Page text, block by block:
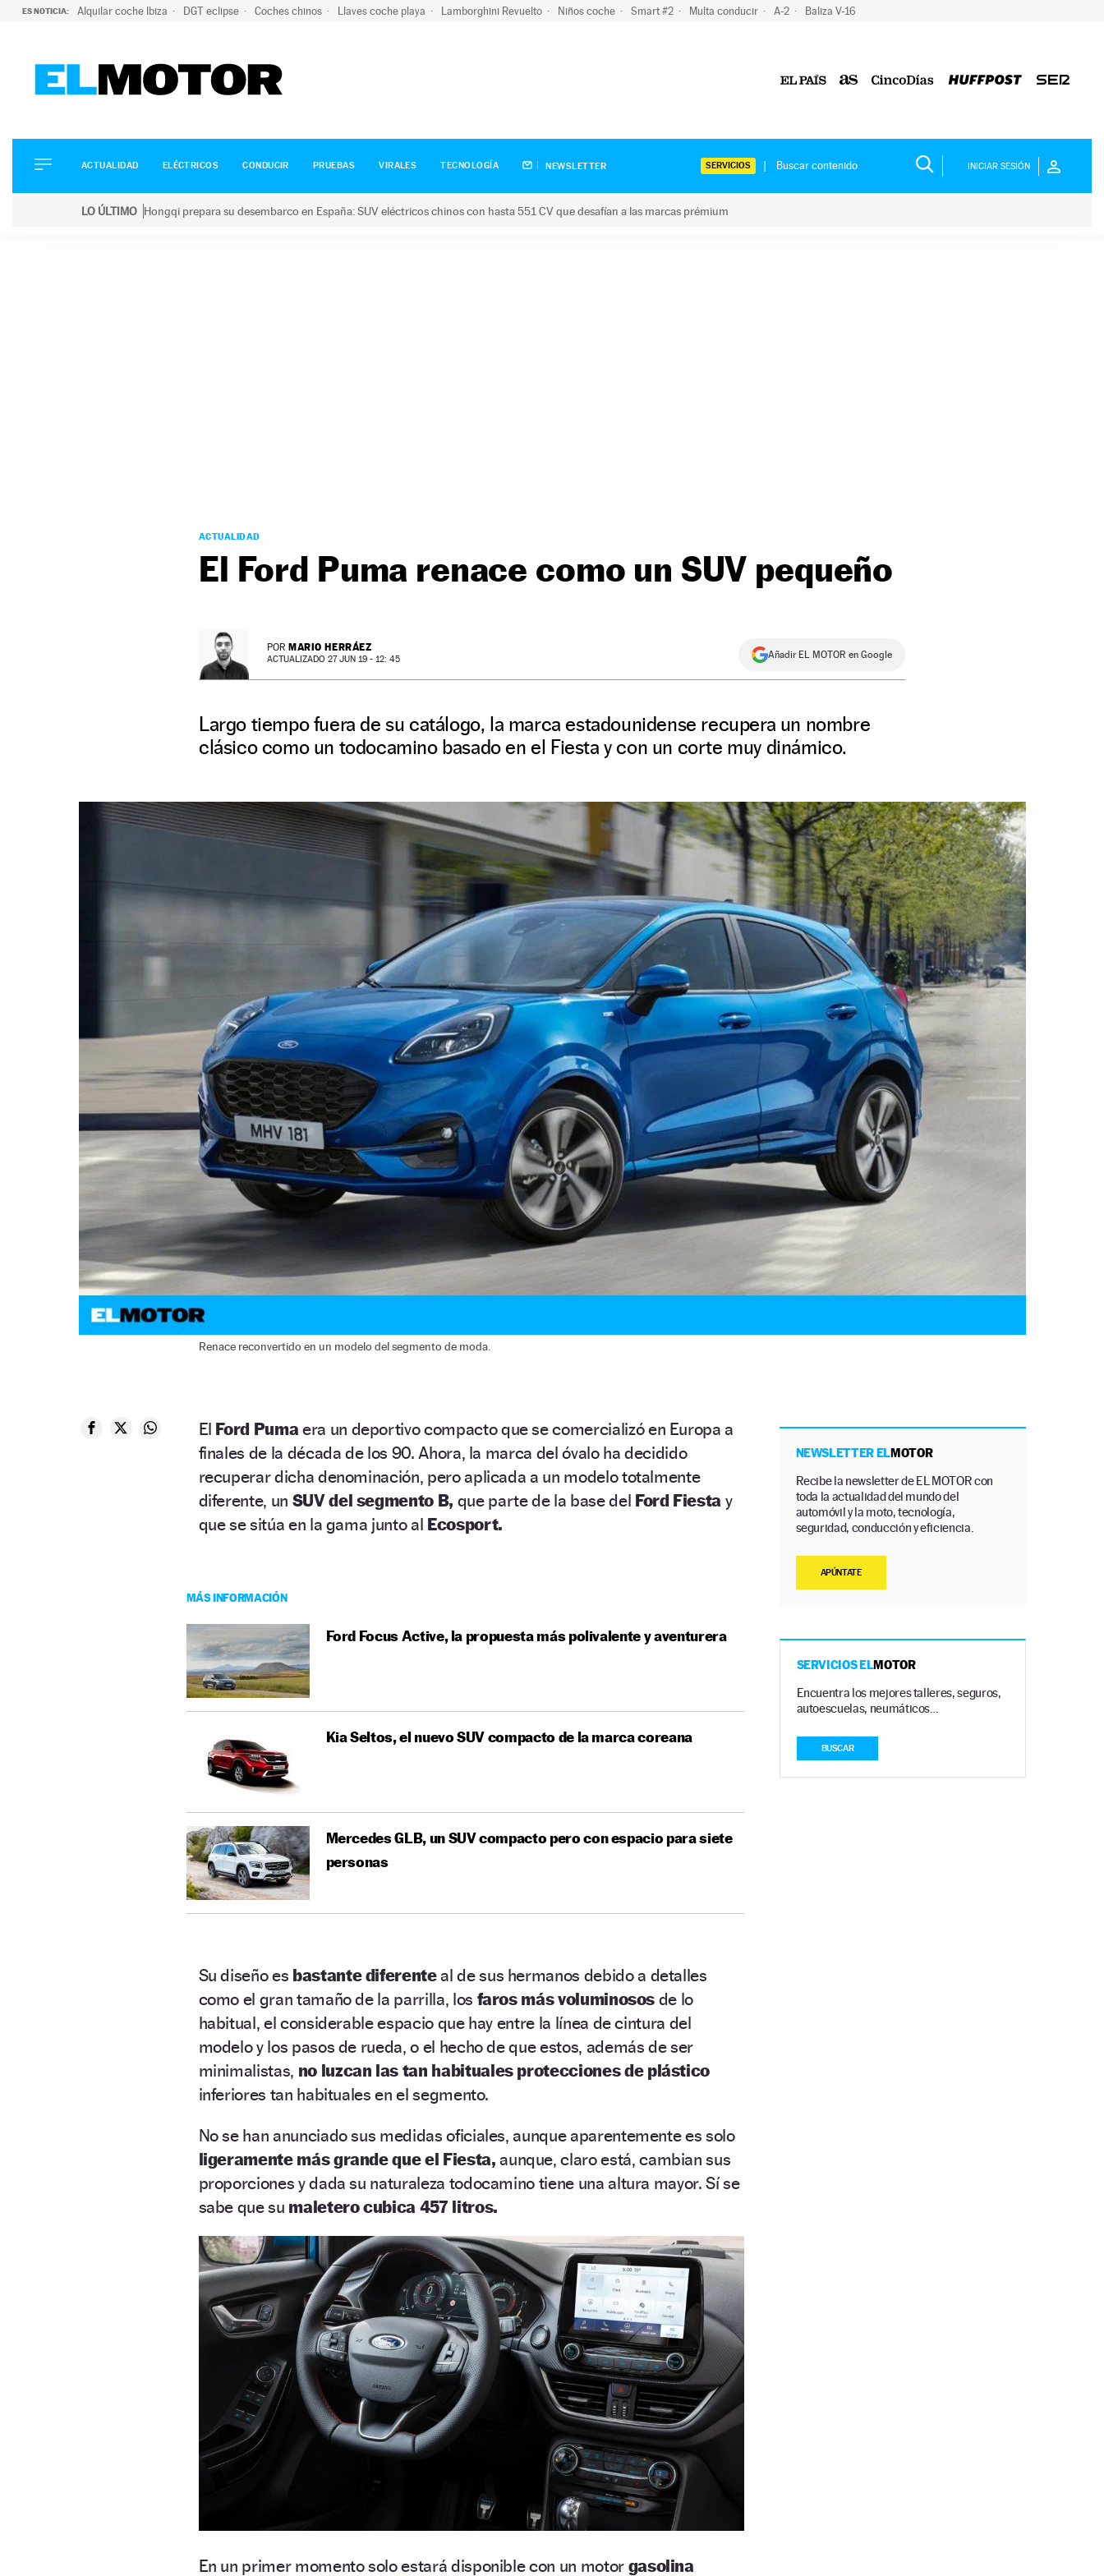
ES NOTICIA: Alquilar coche Ibiza DGT eclipse Coches chinos Llaves coche playa Lamborghini Revuelto Niños coche Smart #2 Multa conducir A-2 Baliza V-16
ELÉCTRICOS
CONDUCIR
ACTUALIDAD ELÉCTRICOS CONDUCIR PRUEBAS VIRALES TECNOLOGÍA NEWSLETTER SERVICIOS INICIAR SESIÓN
LO ÚLTIMO Hongqi prepara su desembarco en España: SUV eléctricos chinos con hasta 551 CV que desafían a las marcas prémium
ACTUALIDAD
El Ford Puma renace como un SUV pequeño
POR MARIO HERRÁEZ
ACTUALIZADO 27 JUN 19 - 12: 45 Añadir EL MOTOR en Google
Largo tiempo fuera de su catálogo, la marca estadounidense recupera un nombre
clásico como un todocamino basado en el Fiesta y con un corte muy dinámico.
Renace reconvertido en un modelo del segmento de moda.
El Ford Puma era un deportivo compacto que se comercializó en Europa a
finales de la década de los 90. Ahora, la marca del óvalo ha decidido
recuperar dicha denominación, pero aplicada a un modelo totalmente
diferente, un SUV del segmento B, que parte de la base del Ford Fiesta y
que se sitúa en la gama junto al Ecosport.
MÁS INFORMACIÓN
Ford Focus Active, la propuesta más polivalente y aventurera
Kia Seltos, el nuevo SUV compacto de la marca coreana
Mercedes GLB, un SUV compacto pero con espacio para siete
personas
Su diseño es bastante diferenteal de sus hermanos debido a detalles
como el gran tamaño de la parrilla, los faros más voluminosos de lo
habitual, el considerable espacio que hay entre la línea de cintura del
modelo y los pasos de rueda, o el hecho de que estos, además de ser
minimalistas, no luzcan las tan habituales protecciones de plástico
inferiores tan habituales en el segmento.
No se han anunciado sus medidas oficiales, aunque aparentemente es solo
ligeramente más grande que el Fiesta, aunque, claro está, cambian sus
proporciones y dada su naturaleza todocamino tiene una altura mayor. Sí se
sabe que su maletero cubica 457 litros.
En un primer momento solo estará disponible con un motor gasolina
NEWSLETTER ELMOTOR
Recibe la newsletter de EL MOTOR con
toda la actualidad del mundo del
automóvil y la moto, tecnología,
seguridad, conducción y eficiencia.
APÚNTATE
SERVICIOS ELMOTOR
Encuentra los mejores talleres, seguros,
autoescuelas, neumáticos…
BUSCAR